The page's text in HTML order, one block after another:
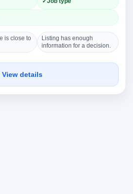
is close to
Listing has enough
information for a decision.
View details